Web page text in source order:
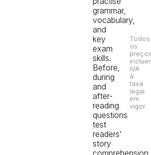
grammar,
vocabulary,
and
key
exam
skills.
Before,
during
and
after-
reading
questions
test
readers’
story
Todos
os
IVA
à
taxa
legal
em
vigor.